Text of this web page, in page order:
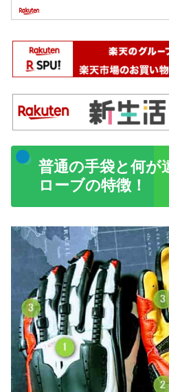
普通の手袋と何が
ローブの特徴！